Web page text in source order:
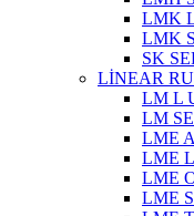
LMK
LMK
SK
LİNEAR
LM L
LM
LME
LME
LME
LME